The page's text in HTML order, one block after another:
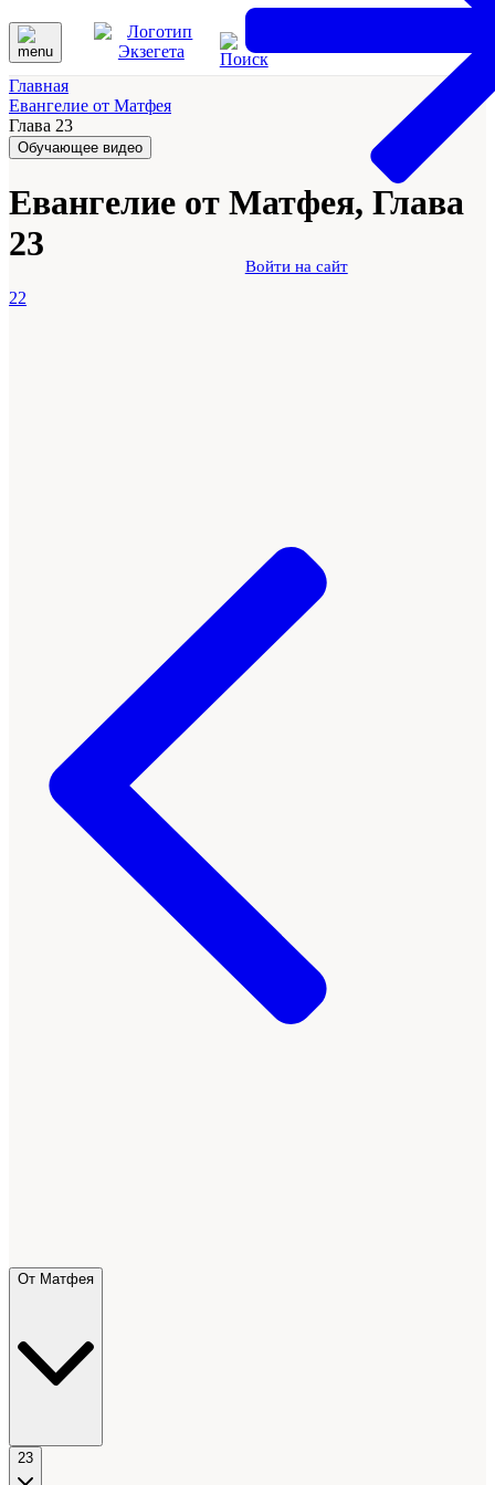
Войти на сайт
Главная
Евангелие от Матфея
Глава 23
Обучающее видео
Евангелие от Матфея, Глава
23
22
От Матфея
23